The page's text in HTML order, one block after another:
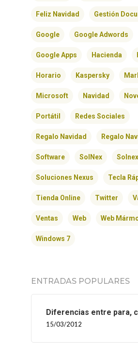
Feliz Navidad Gestión
Google Google Adwords
Google Apps Hacienda
Horario Kaspersky
Microsoft Navidad
Portátil Redes Sociales
Regalo Navidad Regalo
Software SolNex
Soluciones Nexus Tecla
Tienda Online Twitter
Ventas Web Web
Windows 7
ENTRADAS POPULARES
Diferencias entre para,
15/03/2012